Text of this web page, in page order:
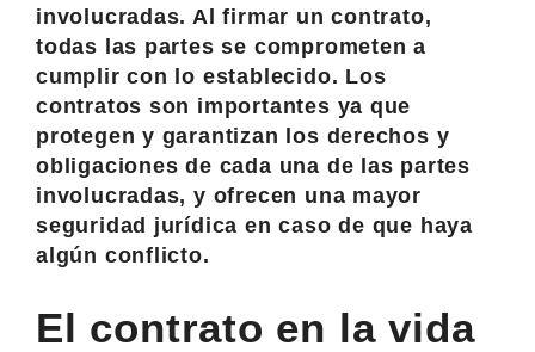
involucradas. Al firmar un contrato,
todas las partes se comprometen a
cumplir con lo establecido. Los
contratos son importantes ya que
protegen y garantizan los derechos y
obligaciones de cada una de las partes
involucradas, y ofrecen una mayor
seguridad jurídica en caso de que haya
algún conflicto.
El contrato en la vida